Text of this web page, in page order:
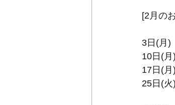
[2月の
3日(月)
10日(月)
17日(
25日(火)